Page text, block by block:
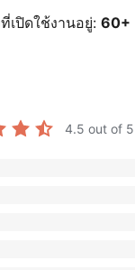
เปิดใช้งานอยู่: 60+
4.5 out of